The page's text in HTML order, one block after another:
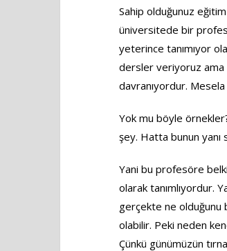
Sahip olduğunuz
üniversitede bir
yeterince tanımıyor
dersler veriyoruz ama
davranıyordur.
Yok mu böyle
şey. Hatta bunun yanı
Yani bu profesöre
olarak tanımlıyordur.
gerçekte ne olduğunu
olabilir. Peki neden
Çünkü günümüzün